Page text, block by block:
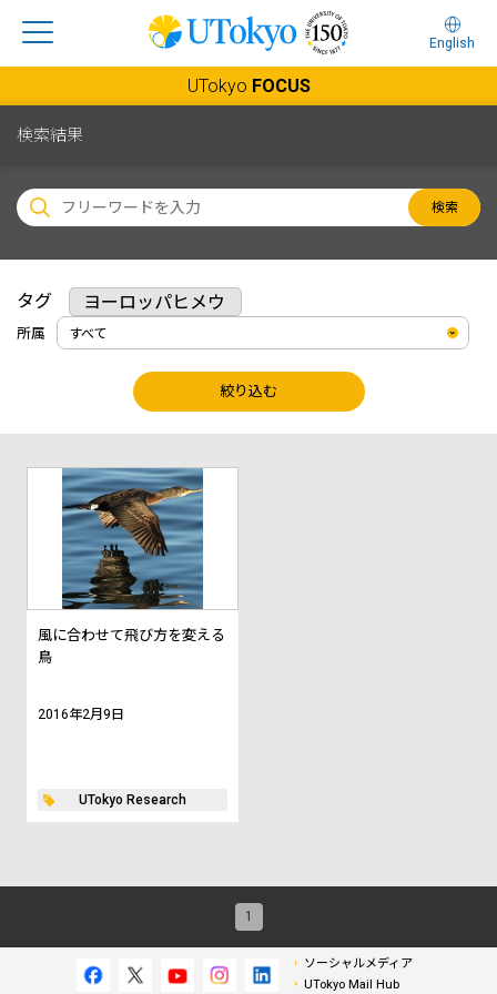
English
UTokyo FOCUS
検索結果
検索
タグ ヨーロッパヒメウ
所属
絞り込む
風に合わせて飛び方を変える
鳥
2016年2月9日
UTokyo Research
1
ソーシャルメディア
UTokyo Mail Hub